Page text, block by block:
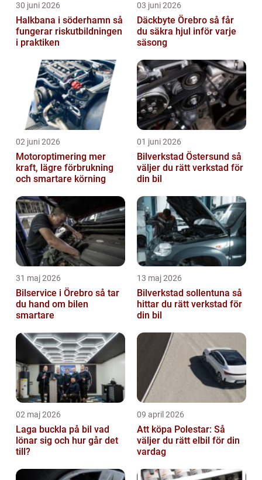
30 juni 2026
Halkbana i söderhamn så
fungerar riskutbildningen
i praktiken
03 juni 2026
Däckbyte Örebro så får
du säkra hjul inför varje
säsong
02 juni 2026
Motoroptimering mer
kraft, lägre förbrukning
och smartare körning
01 juni 2026
Bilverkstad Östersund så
väljer du rätt verkstad för
din bil
31 maj 2026
Bilservice i Örebro så tar
du hand om bilen
smartare
13 maj 2026
Bilverkstad sollentuna så
hittar du rätt verkstad för
din bil
02 maj 2026
Laga buckla på bil vad
lönar sig och hur går det
till?
09 april 2026
Att köpa Polestar: Så
väljer du rätt elbil för din
vardag